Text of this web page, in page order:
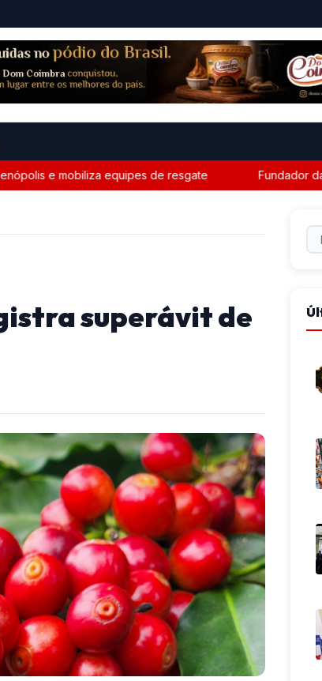
e mobiliza equipes de resgate Fundador da Pif
superávit de